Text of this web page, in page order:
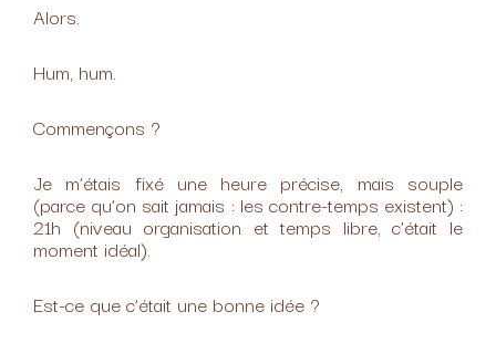
Alors.
Hum, hum.
Commençons ?
Je m’étais fixé une heure précise, mais souple
(parce qu’on sait jamais : les contre-temps existent) :
21h (niveau organisation et temps libre, c’était le
moment idéal).
Est-ce que c’était une bonne idée ?